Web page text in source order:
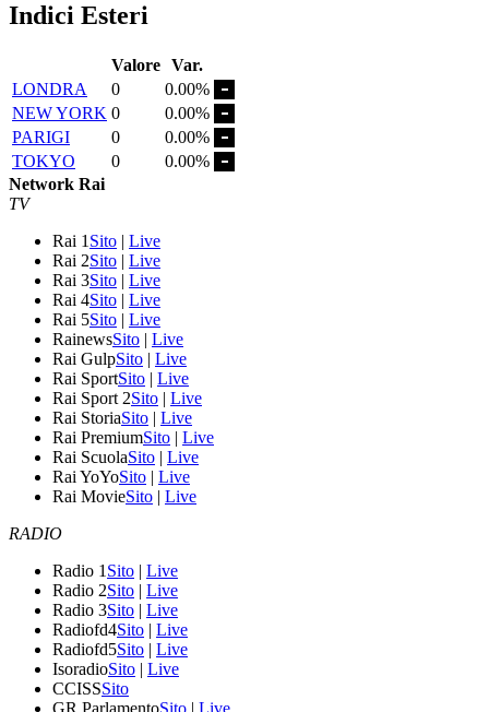
Indici Esteri
Valore Var.
LONDRA
0
0.00%
NEW YORK 0
0.00%
PARIGI
0
0.00%
TOKYO
0
0.00%
Network Rai
TV
Rai 1 Sito | Live
Rai 2Sito | Live
Rai 3Sito | Live
Rai 4Sito | Live
Rai 5Sito | Live
RainewsSito | Live
Rai GulpSito | Live
Rai SportSito | Live
Rai Sport 2Sito | Live
Rai StoriaSito | Live
Rai PremiumSito | Live
Rai ScuolaSito | Live
Rai YoYoSito | Live
Rai MovieSito | Live
RADIO
Radio 1 Sito | Live
Radio 2Sito | Live
Radio 3Sito | Live
Radiofd4Sito | Live
Radiofd5Sito | Live
IsoradioSito | Live
CCISSSito
GR ParlamentoSito | Live